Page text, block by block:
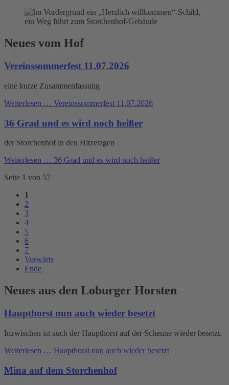
Neues vom Hof
Vereinssommerfest 11.07.2026
eine kurze Zusammenfassung
Weiterlesen … Vereinssommerfest 11.07.2026
36 Grad und es wird noch heißer
der Storchenhof in den Hitzetagen
Weiterlesen … 36 Grad und es wird noch heißer
Seite 1 von 57
1
2
3
4
5
6
7
Vorwärts
Ende
Neues aus den Loburger Horsten
Haupthorst nun auch wieder besetzt
Inzwischen ist auch der Haupthorst auf der Scheune wieder besetzt.
Weiterlesen … Haupthorst nun auch wieder besetzt
Mina auf dem Storchenhof